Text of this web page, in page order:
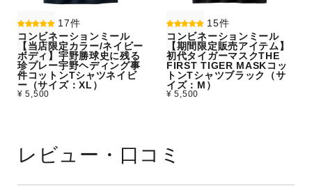
17件
コンビネーションミール
【当店限定カラー/ネイビー
ボディ】宇野勝球史に残る
珍プレー宇野ヘディング事
件コットンTシャツネイビ
ー（サイズ：XL）
¥ 5,500
15件
コンビネーションミール
【期間限定販売アイテム】
初代タイガーマスクTHE
FIRST TIGER MASKコッ
トンTシャツブラック（サ
イズ：M）
¥ 5,500
レビュー・口コミ